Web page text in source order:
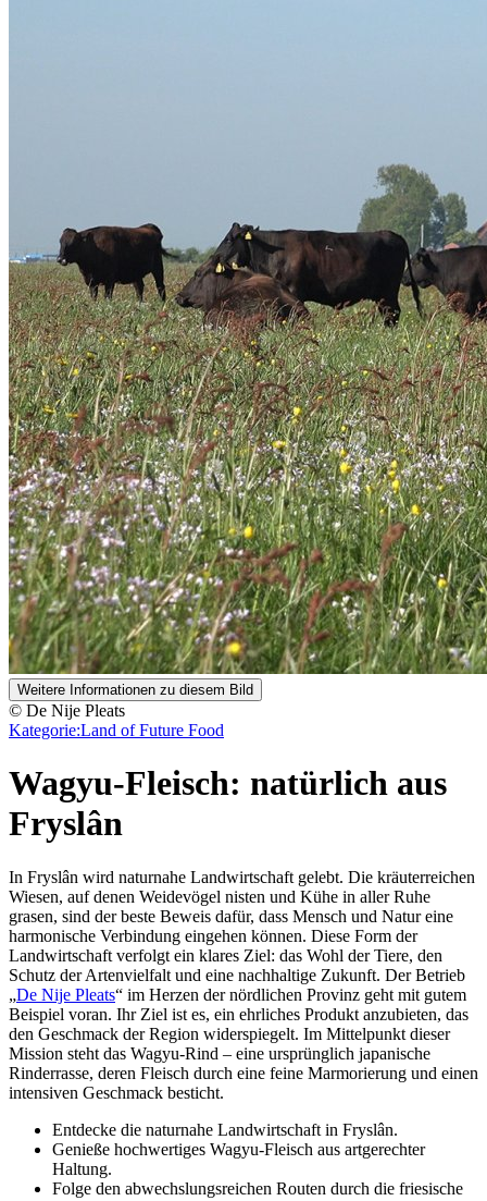
Weitere Informationen zu diesem Bild
© De Nije Pleats
Kategorie:Land of Future Food
Wagyu-Fleisch: natürlich aus
Fryslân
In Fryslân wird naturnahe Landwirtschaft gelebt. Die kräuterreichen
Wiesen, auf denen Weidevögel nisten und Kühe in aller Ruhe
grasen, sind der beste Beweis dafür, dass Mensch und Natur eine
harmonische Verbindung eingehen können. Diese Form der
Landwirtschaft verfolgt ein klares Ziel: das Wohl der Tiere, den
Schutz der Artenvielfalt und eine nachhaltige Zukunft. Der Betrieb
„De Nije Pleats“ im Herzen der nördlichen Provinz geht mit gutem
Beispiel voran. Ihr Ziel ist es, ein ehrliches Produkt anzubieten, das
den Geschmack der Region widerspiegelt. Im Mittelpunkt dieser
Mission steht das Wagyu-Rind – eine ursprünglich japanische
Rinderrasse, deren Fleisch durch eine feine Marmorierung und einen
intensiven Geschmack besticht.
Entdecke die naturnahe Landwirtschaft in Fryslân.
Genieße hochwertiges Wagyu-Fleisch aus artgerechter
Haltung.
Folge den abwechslungsreichen Routen durch die friesische